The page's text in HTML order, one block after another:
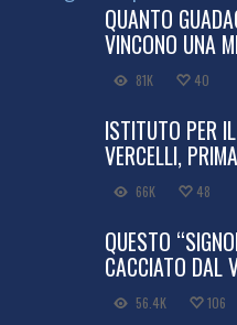
QUANTO
VINCONO UNA
81K 40
ISTITUTO PER
VERCELLI,
66K 48
QUESTO
CACCIATO DAL
56.4K 106